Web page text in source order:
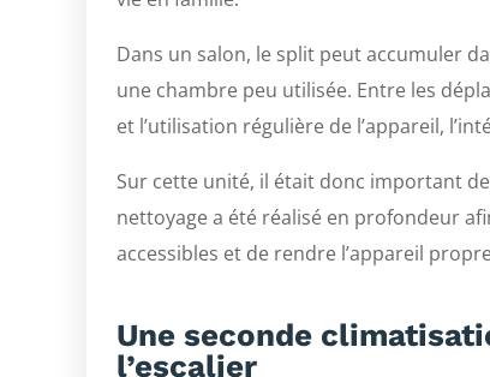
Dans un salon, le split peut accumuler
une chambre peu utilisée. Entre les
et l’utilisation régulière de l’appareil,
Sur cette unité, il était donc important
nettoyage a été réalisé en profondeur
accessibles et de rendre l’appareil
Une seconde
l’escalier